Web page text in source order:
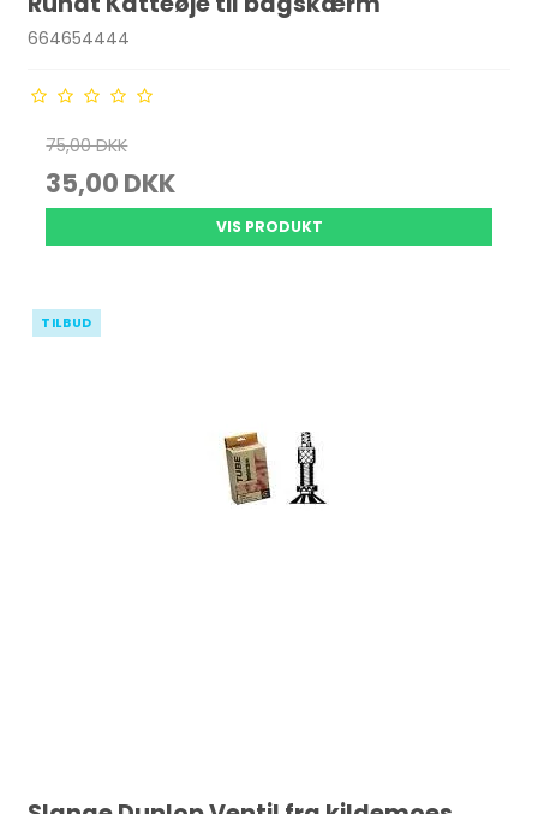
664654444
75,00 DKK
35,00 DKK
VIS PRODUKT
TILBUD